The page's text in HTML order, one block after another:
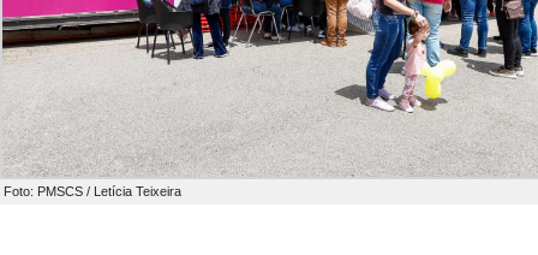
Foto: PMSCS / Letícia Teixeira